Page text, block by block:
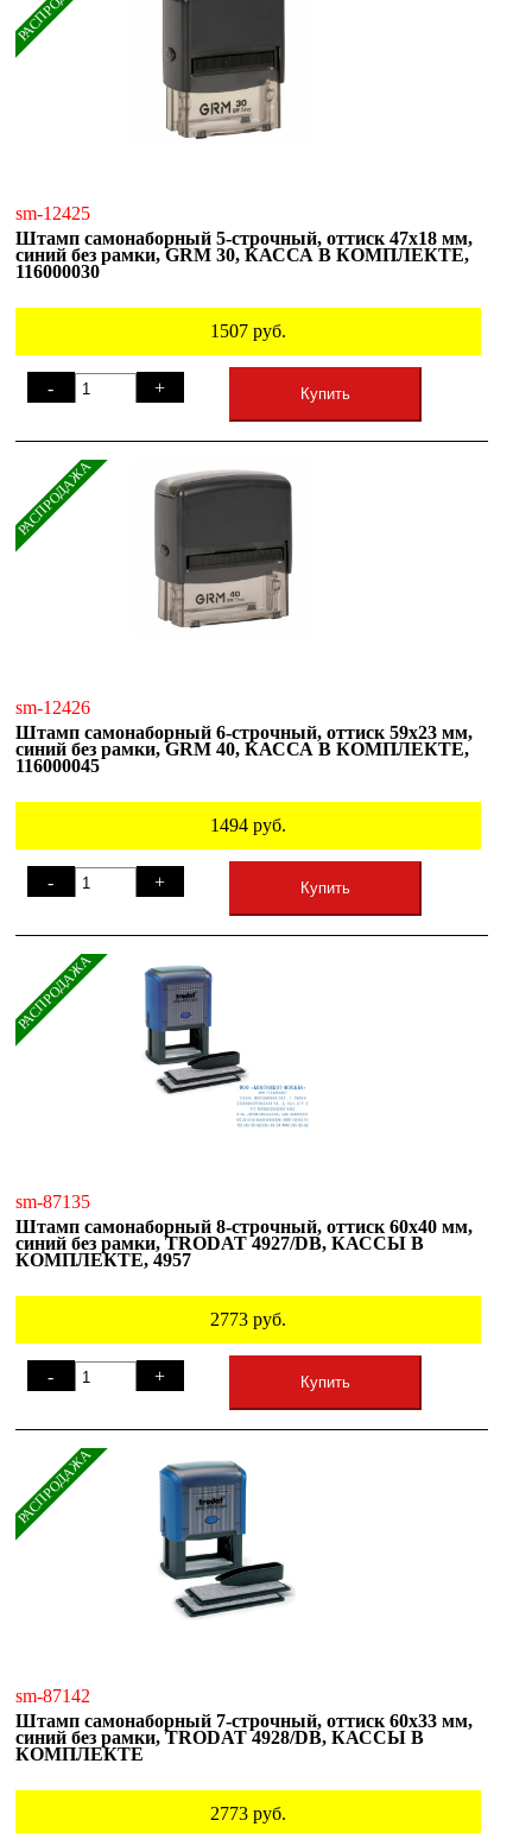
sm-12425
Штамп самонаборный 5-строчный, оттиск 47х18 мм,
синий без рамки, GRM 30, КАССА В КОМПЛЕКТЕ,
116000030
1507 руб.
- + Купить
РАСПРОДАЖА
sm-12426
Штамп самонаборный 6-строчный, оттиск 59х23 мм,
синий без рамки, GRM 40, КАССА В КОМПЛЕКТЕ,
116000045
1494 руб.
- + Купить
РАСПРОДАЖА
sm-87135
Штамп самонаборный 8-строчный, оттиск 60х40 мм,
синий без рамки, TRODAT 4927/DB, КАССЫ В
КОМПЛЕКТЕ, 4957
2773 руб.
- + Купить
РАСПРОДАЖА
sm-87142
Штамп самонаборный 7-строчный, оттиск 60х33 мм,
синий без рамки, TRODAT 4928/DB, КАССЫ В
КОМПЛЕКТЕ
2773 руб.